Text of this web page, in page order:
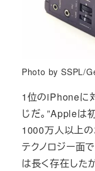
Photo by SSPL/
1位のiPhoneに
じだ。”Appleは
1000万人以上の
テクノロジー面
は長く存在した